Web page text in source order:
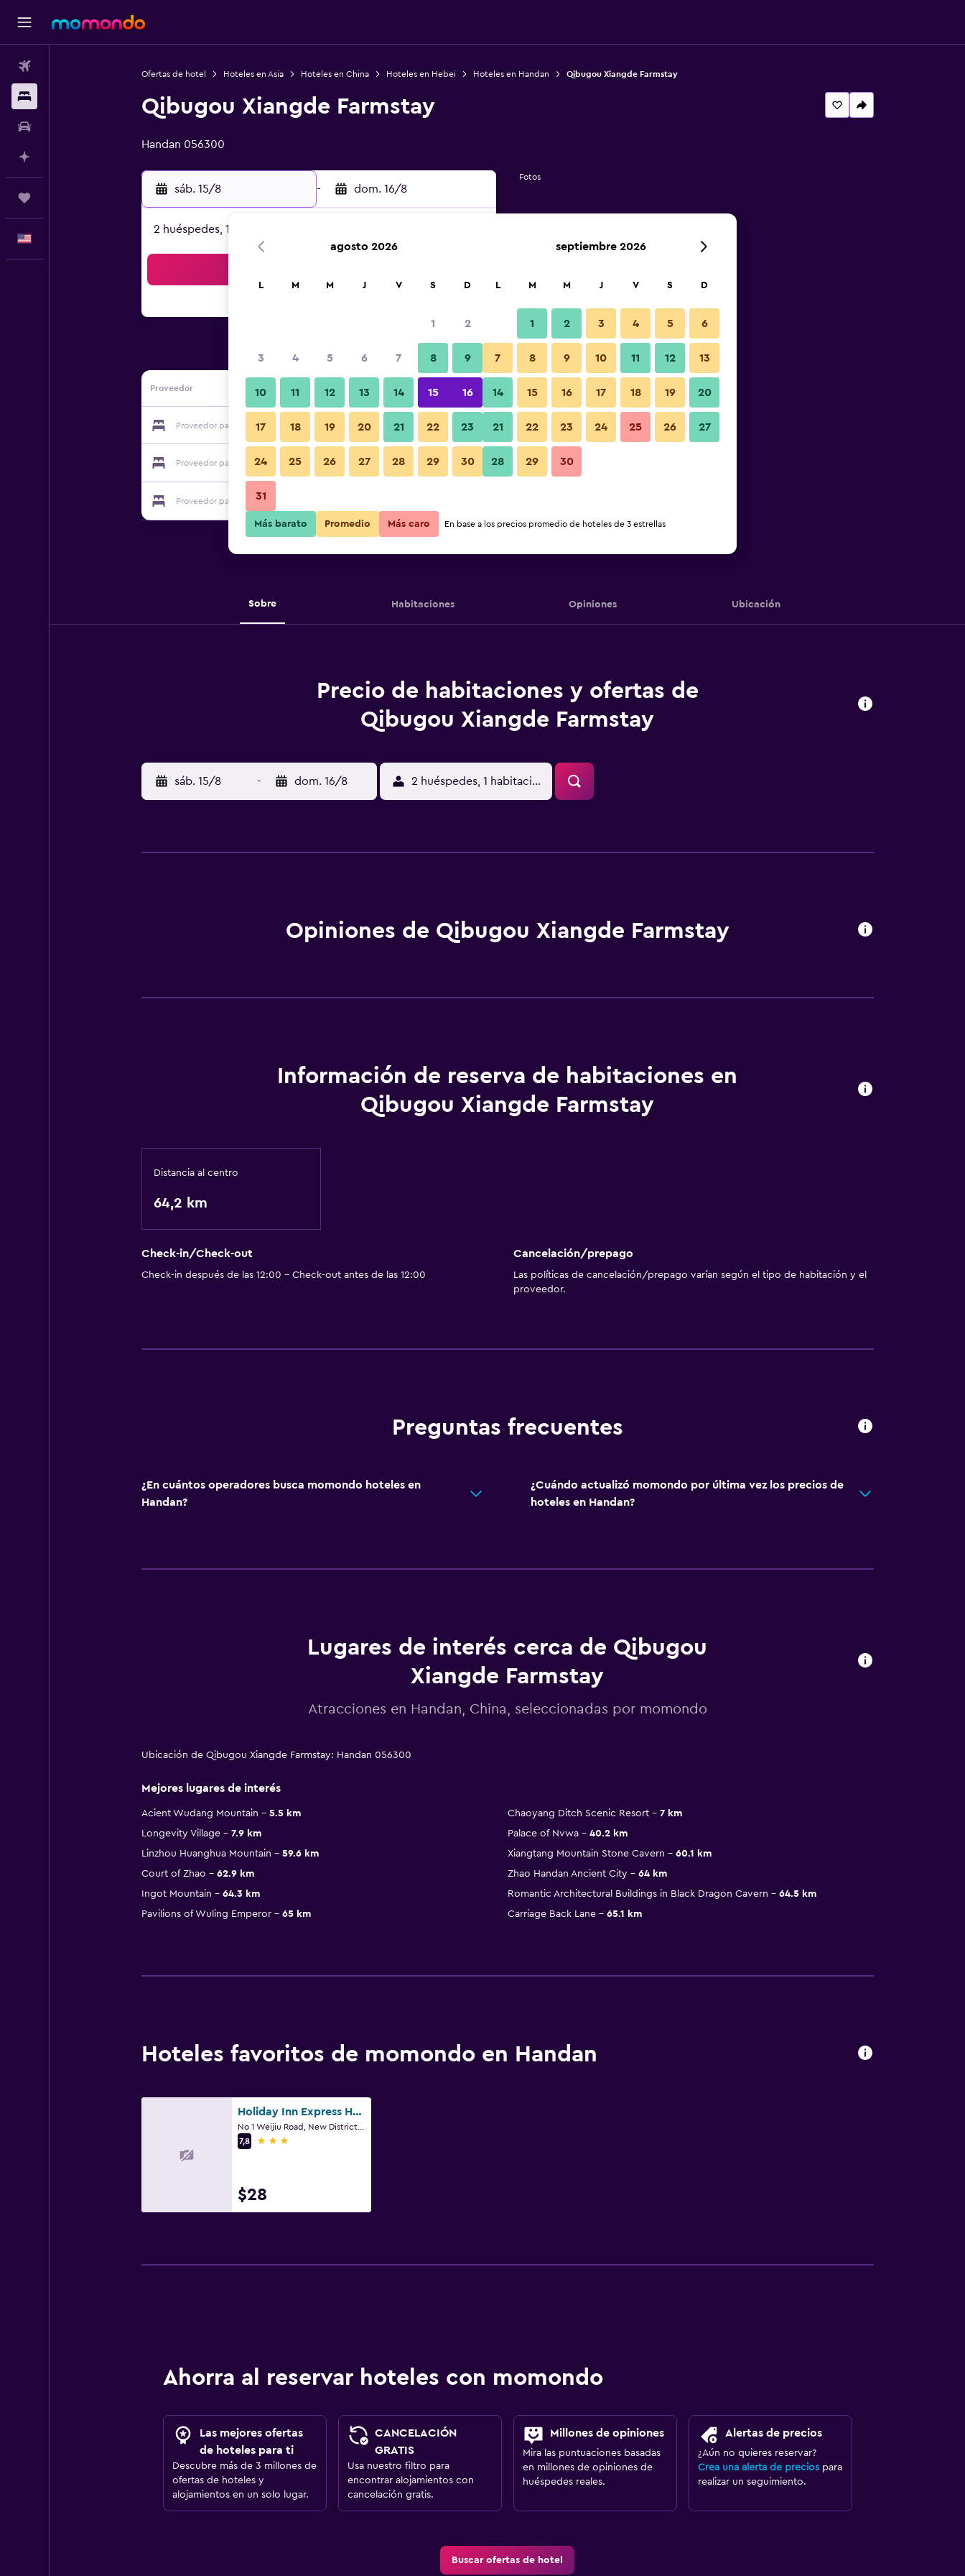
Ofertas de hotel Hoteles en Asia Hoteles en China Hoteles en Hebei Hoteles en Handan Qibugou Xiangde Farmstay
Qibugou Xiangde Farmstay
Handan 056300
sáb. 15/8 - dom. 16/8
2 huéspedes, 1 habitación
Proveedor
Proveedor para Qibugou Xiangde Farmstay Ver precios
Proveedor para Qibugou Xiangde Farmstay Ver precios
Proveedor para Qibugou Xiangde Farmstay
Fotos
Sobre Habitaciones Opiniones Ubicación
Precio de habitaciones y ofertas de
Qibugou Xiangde Farmstay
sáb. 15/8 - dom. 16/8 2 huéspedes, 1 habitación
Opiniones de Qibugou Xiangde Farmstay
Información de reserva de habitaciones en
Qibugou Xiangde Farmstay
Distancia al centro
64,2 km
Check-in/Check-out
Check-in después de las 12:00 - Check-out antes de las 12:00
Cancelación/prepago
Las políticas de cancelación/prepago varían según el tipo de habitación y el
proveedor.
Preguntas frecuentes
¿En cuántos operadores busca momondo hoteles en
Handan?
¿Cuándo actualizó momondo por última vez los precios de
hoteles en Handan?
Lugares de interés cerca de Qibugou
Xiangde Farmstay
Atracciones en Handan, China, seleccionadas por momondo
Ubicación de Qibugou Xiangde Farmstay: Handan 056300
Mejores lugares de interés
Acient Wudang Mountain 5.5 km Chaoyang Ditch Scenic Resort
7 km
Longevity Village
7.9 km Palace of Nvwa
40.2 km
Linzhou Huanghua Mountain
59.6 km Xiangtang Mountain Stone Cavern
60.1 km
Court of Zhao
62.9 km Zhao Handan Ancient City
64 km
Ingot Mountain
64.3 km Romantic Architectural Buildings in Black Dragon Cavern
64.5 km
Pavilions of Wuling Emperor
65 km Carriage Back Lane 65.1 km
Hoteles favoritos de momondo en Handan
Holiday Inn Express Handan East By IHG
7,8
3 estrellas
$28
Ahorra al reservar hoteles con momondo
Las mejores ofertas
de hoteles para ti
Descubre más de 3 millones de
ofertas de hoteles y
alojamientos en un solo lugar.
CANCELACIÓN
GRATIS
Usa nuestro filtro para
encontrar alojamientos con
cancelación gratis.
Millones de opiniones
Mira las puntuaciones basadas
en millones de opiniones de
huéspedes reales.
Alertas de precios
¿Aún no quieres reservar?
Crea una alerta de preciospara
realizar un seguimiento.
Buscar ofertas de hotel
agosto 2026
L M M J V S D
1 2
3 4 5 6 7 8 9
10 11 12 13 14 15 16
17 18 19 20 21 22 23
24 25 26 27 28 29 30
31
septiembre 2026
L M M J V S D
1 2 3 4 5 6
7 8 9 10 11 12 13
14 15 16 17 18 19 20
21 22 23 24 25 26 27
28 29 30
Más barato Promedio Más caro En base a los precios promedio de hoteles de 3 estrellas